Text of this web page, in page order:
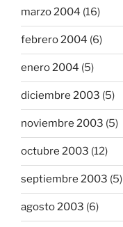
marzo 2004 (16)
febrero 2004 (6)
enero 2004 (5)
diciembre 2003 (5)
noviembre 2003 (5)
octubre 2003 (12)
septiembre 2003 (5)
agosto 2003 (6)